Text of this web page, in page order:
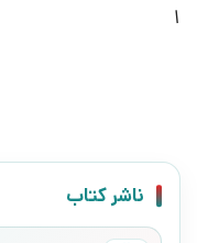
1
ناشر کتاب